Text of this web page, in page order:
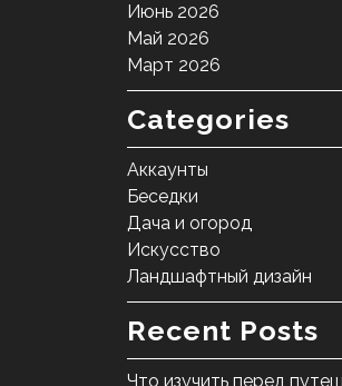
Июнь 2026
Май 2026
Март 2026
Categories
Аккаунты
Беседки
Дача и огород
Искусство
Ландшафтный дизайн
Recent Posts
Что изучить перед